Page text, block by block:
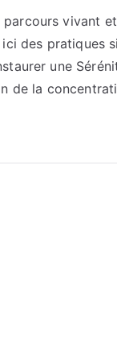
vivant
ici des pratiques
une
de la